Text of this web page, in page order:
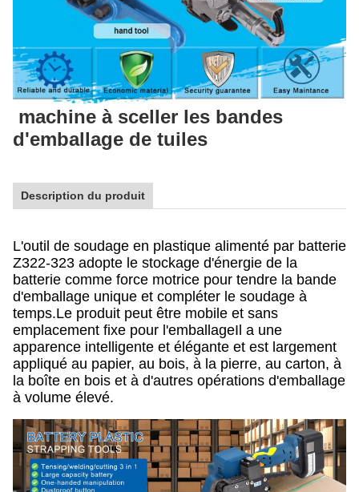
machine à sceller les bandes
d'emballage de tuiles
Description du produit
L'outil de soudage en plastique alimenté par batterie
Z322-323 adopte le stockage d'énergie de la
batterie comme force motrice pour tendre la bande
d'emballage unique et compléter le soudage à
temps.Le produit peut être mobile et sans
emplacement fixe pour l'emballageIl a une
apparence intelligente et élégante et est largement
appliqué au papier, au bois, à la pierre, au carton, à
la boîte en bois et à d'autres opérations d'emballage
à volume élevé.